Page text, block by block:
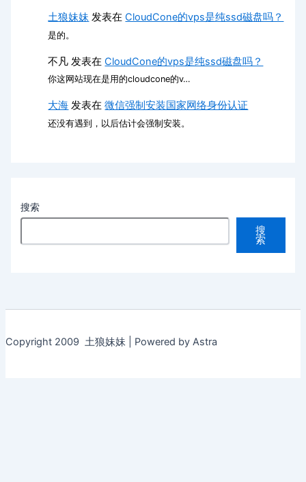
土狼妹妹 发表在CloudCone的vps是纯ssd磁盘吗？
是的。
不凡 发表在CloudCone的vps是纯ssd磁盘吗？
你这网站现在是用的cloudcone的v…
大海 发表在微信强制安装国家网络身份认证
还没有遇到，以后估计会强制安装。
搜索
搜
索
Copyright 2009 土狼妹妹 | Powered by Astra